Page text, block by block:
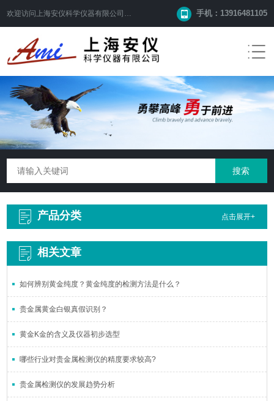
欢迎访问 上海安仪科学仪器有限公司 网站！ 手机：13916481105
产品分类 点击展开+
相关文章
如何辨别黄金纯度？黄金纯度的检测方法是什么？
贵金属黄金白银真假识别？
黄金K金的含义及仪器初步选型
哪些行业对贵金属检测仪的精度要求较高?
贵金属检测仪的发展趋势分析